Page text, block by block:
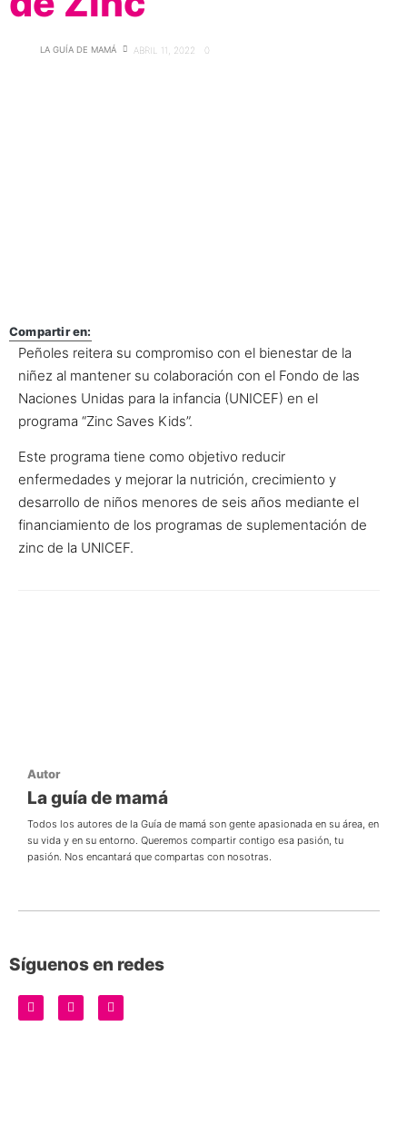
LA GUÍA DE MAMÁ ABRIL 11, 2022 0
Compartir en:
Peñoles reitera su compromiso con el bienestar de la
niñez al mantener su colaboración con el Fondo de las
Naciones Unidas para la infancia (UNICEF) en el
programa “Zinc Saves Kids”.
Este programa tiene como objetivo reducir
enfermedades y mejorar la nutrición, crecimiento y
desarrollo de niños menores de seis años mediante el
financiamiento de los programas de suplementación de
zinc de la UNICEF.
Autor
La guía de mamá
Todos los autores de la Guía de mamá son gente apasionada en su área, en
su vida y en su entorno. Queremos compartir contigo esa pasión, tu
pasión. Nos encantará que compartas con nosotras.
Síguenos en redes